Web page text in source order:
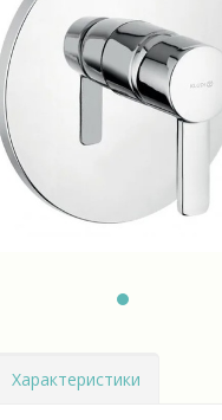
Характеристики